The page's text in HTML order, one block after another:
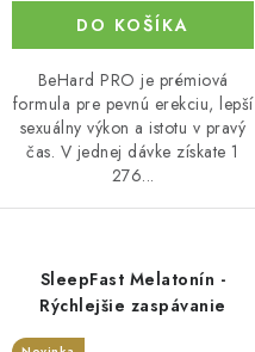
DO KOŠÍKA
BeHard PRO je prémiová
formula pre pevnú erekciu, lepší
sexuálny výkon a istotu v pravý
čas. V jednej dávke získate 1
276...
SleepFast Melatonín -
Rýchlejšie zaspávanie